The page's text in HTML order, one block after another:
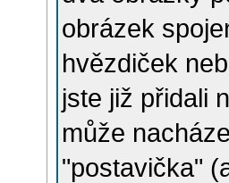
obrázek
hvězdiček
jste již přidali
může
"postavička"